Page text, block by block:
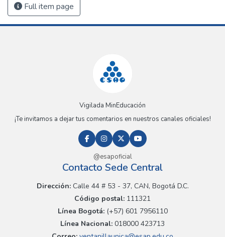
Full item page
Vigilada MinEducación
¡Te invitamos a dejar tus comentarios en nuestros canales oficiales!
@esapoficial
Contacto Sede Central
Dirección:Calle 44 # 53 - 37, CAN, Bogotá D.C.
Código postal: 111321
Línea Bogotá:(+57) 601 7956110
Línea Nacional: 018000 423713